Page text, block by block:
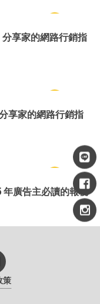
享家的網路行銷指
享家的網路行銷指
廣告主必讀的報稅
策